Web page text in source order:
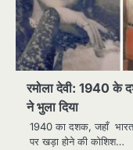
रमोला देवी: 1940 के
ने भुला दिया
1940 का दशक, जहाँ
पर खड़ा होने की कोशिश…